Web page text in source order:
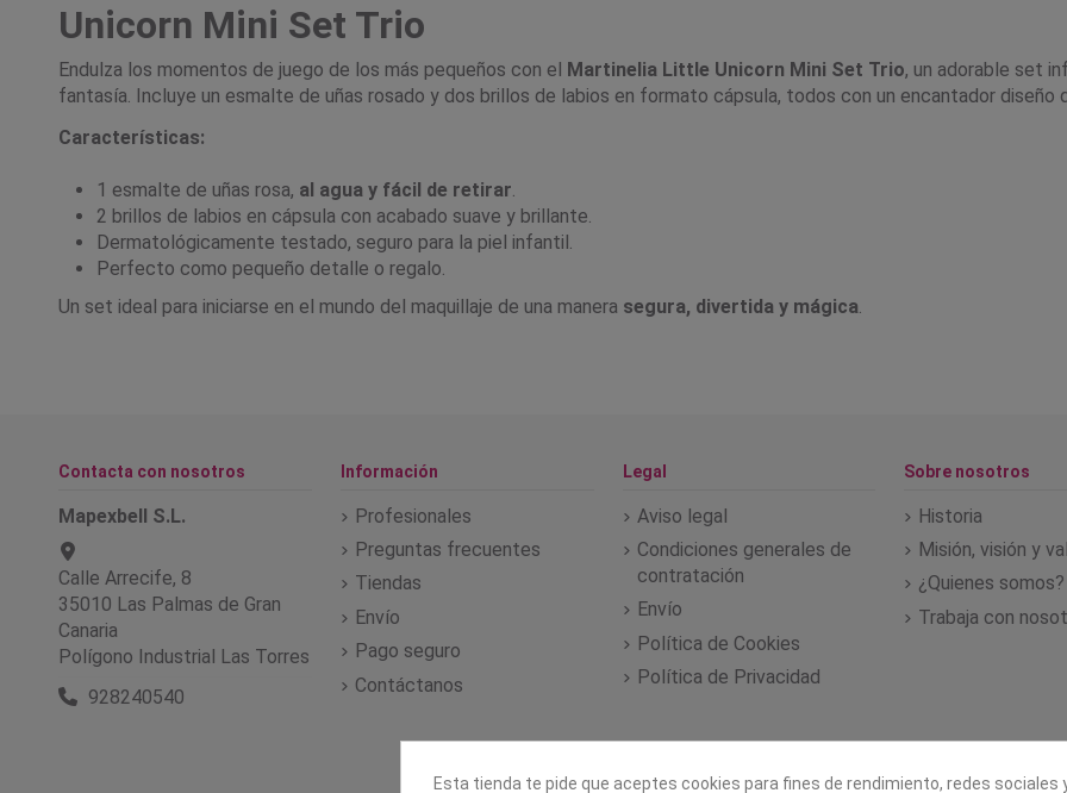
Unicorn Mini Set Trio
Endulza los momentos de juego de los más pequeños con el Martinelia Little Unicorn Mini Set Trio, un adorable set
fantasía. Incluye un esmalte de uñas rosado y dos brillos de labios en formato cápsula, todos con un encantador diseño
Características:
1 esmalte de uñas rosa, al agua y fácil de retirar.
2 brillos de labios en cápsula con acabado suave y brillante.
Dermatológicamente testado, seguro para la piel infantil.
Perfecto como pequeño detalle o regalo.
Un set ideal para iniciarse en el mundo del maquillaje de una manera segura, divertida y mágica
Contacta con nosotros
Mapexbell S.L.
Calle Arrecife, 8
35010 Las Palmas de Gran
Canaria
Polígono Industrial Las Torres
928240540
Información
Profesionales
Preguntas frecuentes
Tiendas
Envío
Pago seguro
Contáctanos
Legal
Aviso legal
Condiciones generales de
contratación
Envío
Política de Cookies
Política de Privacidad
Sobre nosotros
Historia
Misión, visión y
¿Quienes somos?
Trabaja con
Esta tienda te pide que aceptes cookies para fines de rendimiento, redes sociales